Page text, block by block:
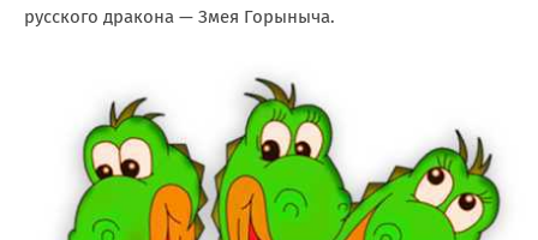
русского дракона — Змея Горыныча.